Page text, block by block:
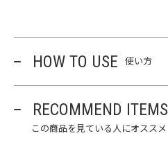
HOW TO USE 使い方
RECOMMEND ITEMS
この商品を見ている人にオススメ